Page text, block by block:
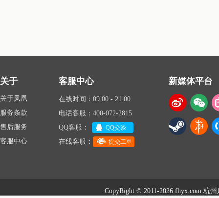
关于
关于凤凰
服务条款
售后服务
客服中心
客服中心
在线时间：09:00 - 21:00
电话客服：400-072-2815
QQ客服：
QQ交谈
在线客服： 提交工单
新媒体平台
CopyRight © 2011-2026 fhyx.com 杭州